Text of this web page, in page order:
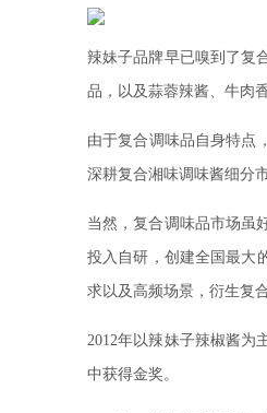
辣妹子品牌早已嗅到了复
品，以及蒜蓉辣酱、牛肉
由于复合调味品自身特点
深耕复合湘味调味酱细分
当然，复合调味品市场虽
投入自研，创建全国最大
求以及高频场景，衍生复
2012年以辣妹子辣椒酱为
中获得金奖。